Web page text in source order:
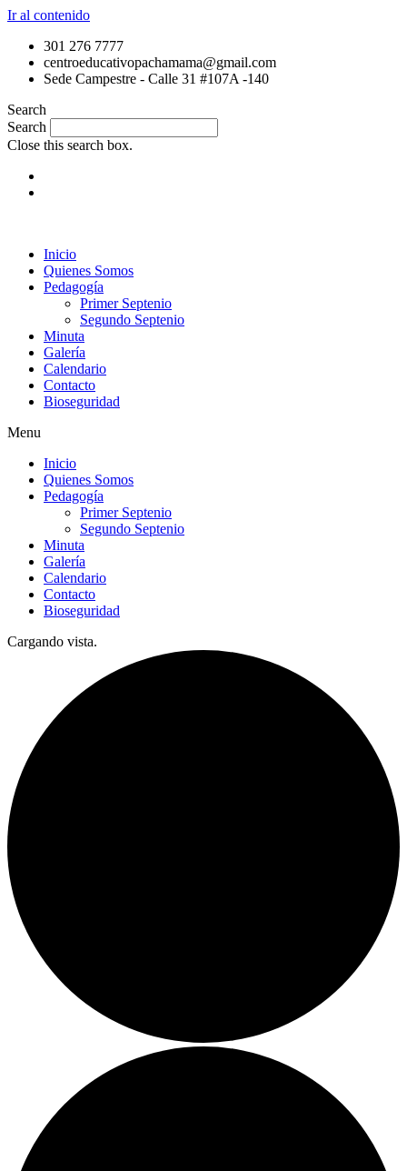
Ir al contenido
301 276 7777
centroeducativopachamama@gmail.com
Sede Campestre - Calle 31 #107A -140
Search
Search
Close this search box.
Inicio
Quienes Somos
Pedagogía
Primer Septenio
Segundo Septenio
Minuta
Galería
Calendario
Contacto
Bioseguridad
Menu
Inicio
Quienes Somos
Pedagogía
Primer Septenio
Segundo Septenio
Minuta
Galería
Calendario
Contacto
Bioseguridad
Cargando vista.